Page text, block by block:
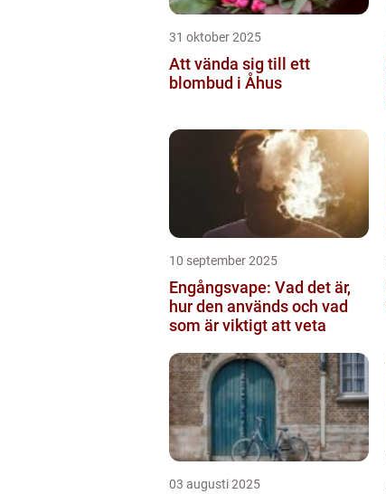
31 oktober 2025
Att vända sig till ett
blombud i Åhus
10 september 2025
Engångsvape: Vad det är,
hur den används och vad
som är viktigt att veta
03 augusti 2025